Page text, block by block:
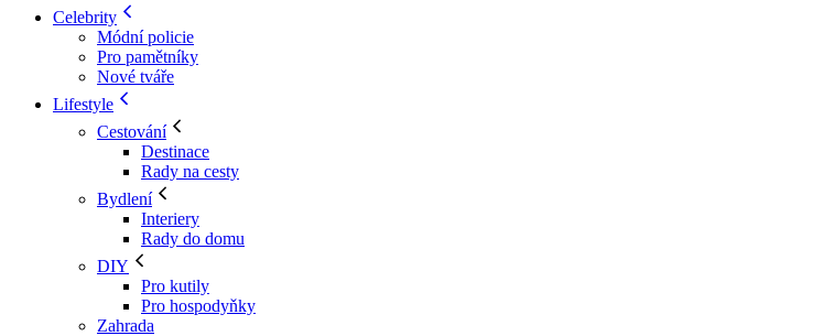
Celebrity
Módní policie
Pro pamětníky
Nové tváře
Lifestyle
Cestování
Destinace
Rady na cesty
Bydlení
Interiery
Rady do domu
DIY
Pro kutily
Pro hospodyňky
Zahrada